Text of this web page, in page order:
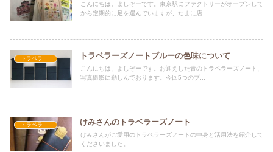
こんにちは。よしぞーです。東京駅にファクトリーがオープンして
から定期的に足を運んでいますが、たまに店...
トラベラーズノートのこと トラベラーズノートブルーの色味について
こんにちは、よしぞーです。お迎えした青のトラベラーズノート、
写真撮影に勤しんでおります。今回5つのブ...
トラベラーズノートのこと けみさんのトラベラーズノート
けみさんがご愛用のトラベラーズノートの中身と活用法を紹介して
くださいました。